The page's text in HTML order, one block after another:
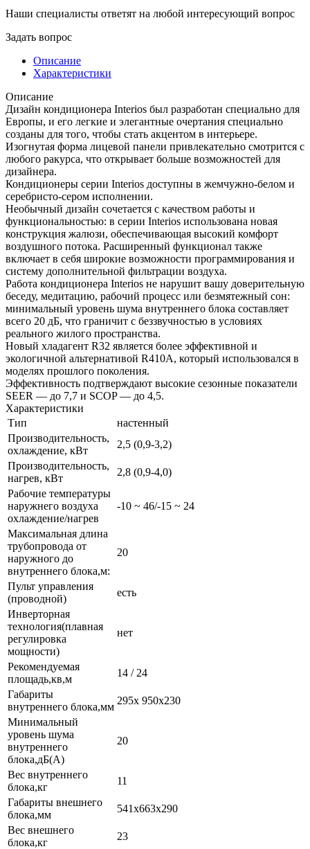
Наши специалисты ответят на любой интересующий вопрос
Задать вопрос
Описание
Характеристики
Описание
Дизайн кондиционера Interios был разработан специально для
Европы, и его легкие и элегантные очертания специально
созданы для того, чтобы стать акцентом в интерьере.
Изогнутая форма лицевой панели привлекательно смотрится с
любого ракурса, что открывает больше возможностей для
дизайнера.
Кондиционеры серии Interios доступны в жемчужно-белом и
серебристо-сером исполнении.
Необычный дизайн сочетается с качеством работы и
функциональностью: в серии Interios использована новая
конструкция жалюзи, обеспечивающая высокий комфорт
воздушного потока. Расширенный функционал также
включает в себя широкие возможности программирования и
систему дополнительной фильтрации воздуха.
Работа кондиционера Interios не нарушит вашу доверительную
беседу, медитацию, рабочий процесс или безмятежный сон:
минимальный уровень шума внутреннего блока составляет
всего 20 дБ, что граничит с беззвучностью в условиях
реального жилого пространства.
Новый хладагент R32 является более эффективной и
экологичной альтернативой R410A, который использовался в
моделях прошлого поколения.
Эффективность подтверждают высокие сезонные показатели
SEER — до 7,7 и SCOP — до 4,5.
Характеристики
Тип
настенный
Производительность,
охлаждение, кВт
2,5 (0,9-3,2)
Производительность,
нагрев, кВт
2,8 (0,9-4,0)
Рабочие температуры
наружнего воздуха
охлаждение/нагрев
-10 ~ 46/-15 ~ 24
Максимальная длина
трубопровода от
наружного до
внутреннего блока,м:
20
Пульт управления
(проводной)
есть
Инверторная
технология(плавная
регулировка
мощности)
нет
Рекомендуемая
площадь,кв,м
14 / 24
Габариты
внутреннего блока,мм
295x 950x230
Минимальный
уровень шума
внутреннего
блока,дБ(А)
20
Вес внутреннего
блока,кг
11
Габариты внешнего
блока,мм
541x663x290
Вес внешнего
блока,кг
23